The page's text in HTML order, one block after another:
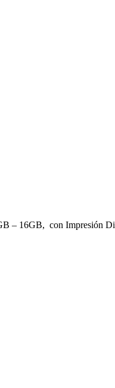
– 16GB, con Impresión